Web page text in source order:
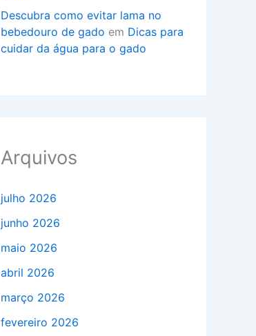
Descubra como evitar lama no
bebedouro de gado em Dicas para
cuidar da água para o gado
Arquivos
julho 2026
junho 2026
maio 2026
abril 2026
março 2026
fevereiro 2026